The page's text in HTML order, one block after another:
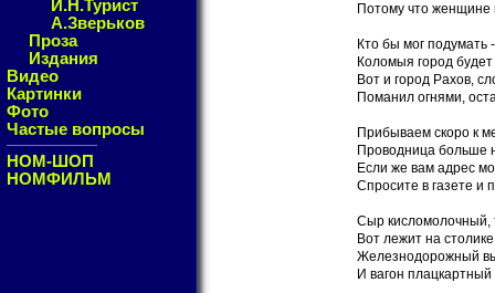
И.Н.Турист
А.Зверьков
Проза
Издания
Видео
Картинки
Фото
Частые вопросы
НОМ-ШОП
НОМФИЛЬМ
Потому что женщине
Кто бы мог подумать
Коломыя город
Вот и город Рахов,
Поманил огнями,
Прибываем скоро к
Проводница больше
Если же вам адрес
Спросите в газете и
Сыр кисломолочный,
Вот лежит на
Железнодорожный
И вагон